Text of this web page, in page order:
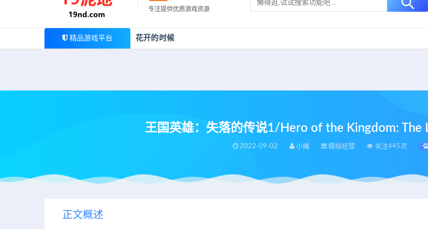
欢迎您光临19泥地，本站一家大型游戏资源整合站，为广大用户提供最新、最优质的资源下载！
专注提供优质游戏资源
精品游戏平台 花开的时候
王国英雄：失落的传说1/Hero of the Kingdom: The
2022-09-02 小编 模拟经营 关注445次
正文概述